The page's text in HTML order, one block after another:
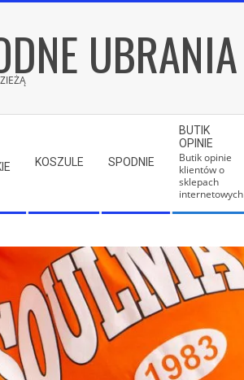
UBRANIA
KOSZULE SPODNIE
BUTIK
OPINIE
Butik opinie
klientów o
sklepach
internetowych